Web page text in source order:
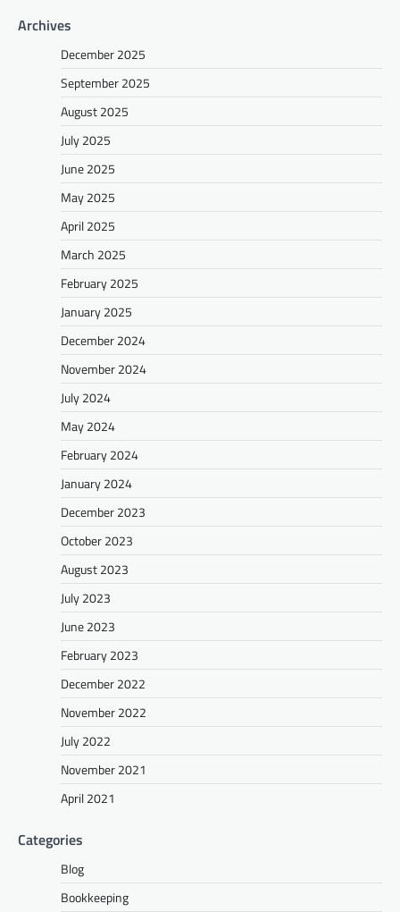
Archives
December 2025
September 2025
August 2025
July 2025
June 2025
May 2025
April 2025
March 2025
February 2025
January 2025
December 2024
November 2024
July 2024
May 2024
February 2024
January 2024
December 2023
October 2023
August 2023
July 2023
June 2023
February 2023
December 2022
November 2022
July 2022
November 2021
April 2021
Categories
Blog
Bookkeeping